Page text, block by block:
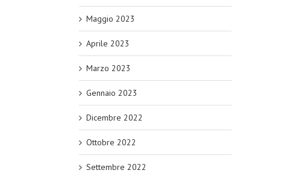
Maggio 2023
Aprile 2023
Marzo 2023
Gennaio 2023
Dicembre 2022
Ottobre 2022
Settembre 2022